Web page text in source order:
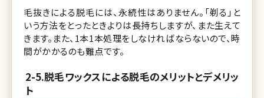
毛抜きによる脱毛には、永続性はありません。「剃る」と
いう方法をとったときよりは長持ちしますが、また生えて
きます。また、1本1本処理をしなければならないので、時
間がかかるのも難点です。
2-5.脱毛ワックスによる脱毛のメリットとデメリッ
ト